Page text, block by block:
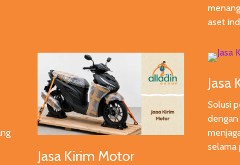
aset
Jasa Kirim Motor
Jasa
Solusi
selama